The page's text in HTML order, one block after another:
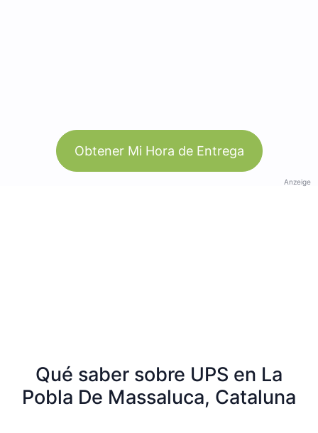
Obtener Mi Hora de Entrega
Anzeige
Qué saber sobre UPS en La
Pobla De Massaluca, Cataluna